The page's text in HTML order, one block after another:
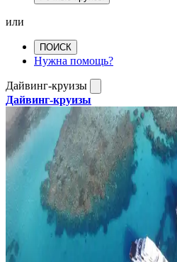
или
ПОИСК
Нужна помощь?
Дайвинг-круизы
Дайвинг-круизы